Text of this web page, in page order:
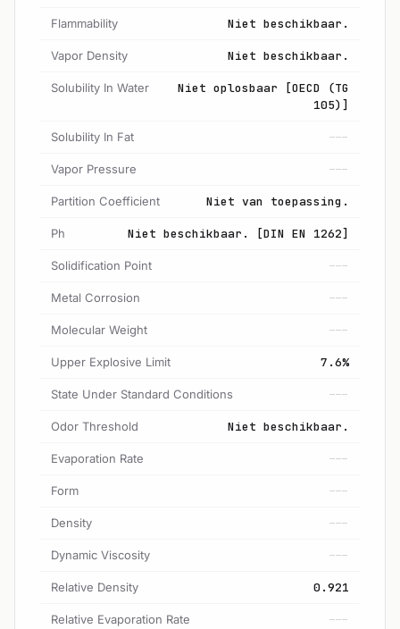
Flammability Niet beschikbaar.
Vapor Density Niet beschikbaar.
Solubility In Water
Niet oplosbaar [OECD (TG
105)]
Solubility In Fat ---
Vapor Pressure ---
Partition Coefficient Niet van toepassing.
Ph Niet beschikbaar. [DIN EN 1262]
Solidification Point ---
Metal Corrosion ---
Molecular Weight ---
Upper Explosive Limit 7.6%
State Under Standard Conditions ---
Odor Threshold Niet beschikbaar.
Evaporation Rate ---
Form ---
Density ---
Dynamic Viscosity ---
Relative Density 0.921
Relative Evaporation Rate ---